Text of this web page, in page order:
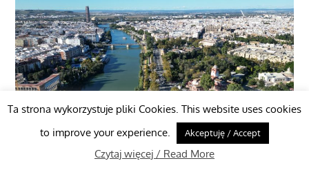
Ta strona wykorzystuje pliki Cookies. This website uses cookies
to improve your experience.
Akceptuję / Accept
Czytaj więcej / Read More